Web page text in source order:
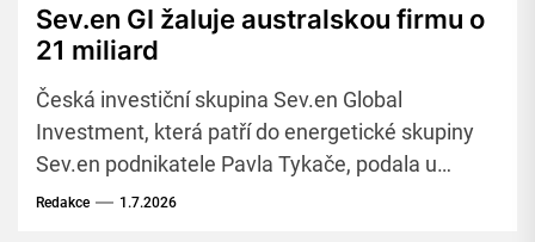
Sev.en GI žaluje australskou firmu o
21 miliard
Česká investiční skupina Sev.en Global
Investment, která patří do energetické skupiny
Sev.en podnikatele Pavla Tykače, podala u
federálního soudu v Austrálii žalobu proti tamní
Redakce 1.7.2026